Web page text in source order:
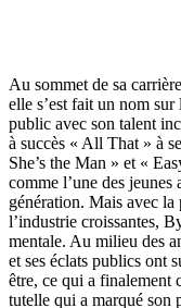
Au sommet de sa
elle s’est fait un nom
public avec son talent
à succès « All That » à
She’s the Man » et «
comme l’une des jeunes
génération. Mais avec la
l’industrie croissantes,
mentale. Au milieu des
et ses éclats publics ont
être, ce qui a finalement
tutelle qui a marqué son